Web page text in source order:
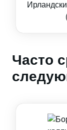
Часто